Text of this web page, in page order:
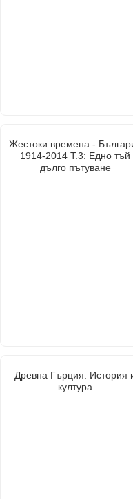
Жестоки времена -
1914-2014 Т.3: Едно тъй
дълго пътуване
Древна Гърция. История
култура